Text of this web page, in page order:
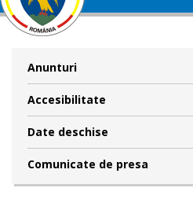
Anunturi
Accesibilitate
Date deschise
Comunicate de presa